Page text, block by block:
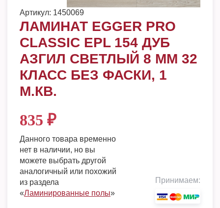
Артикул: 1450069
ЛАМИНАТ EGGER PRO
CLASSIC EPL 154 ДУБ
АЗГИЛ СВЕТЛЫЙ 8 ММ 32
КЛАСС БЕЗ ФАСКИ, 1
М.КВ.
835 ₽
Данного товара временно
нет в наличии, но вы
можете выбрать другой
аналогичный или похожий
из раздела
«Ламинированные полы»
Принимаем: